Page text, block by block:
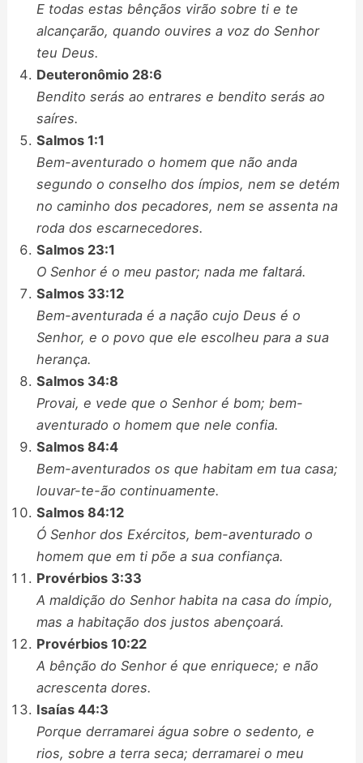
E todas estas bênçãos virão sobre ti e te
alcançarão, quando ouvires a voz do Senhor
teu Deus.
Deuteronômio 28:6
Bendito serás ao entrares e bendito serás ao
saíres.
Salmos 1:1
Bem-aventurado o homem que não anda
segundo o conselho dos ímpios, nem se detém
no caminho dos pecadores, nem se assenta na
roda dos escarnecedores.
Salmos 23:1
O Senhor é o meu pastor; nada me faltará.
Salmos 33:12
Bem-aventurada é a nação cujo Deus é o
Senhor, e o povo que ele escolheu para a sua
herança.
Salmos 34:8
Provai, e vede que o Senhor é bom; bem-
aventurado o homem que nele confia.
Salmos 84:4
Bem-aventurados os que habitam em tua casa;
louvar-te-ão continuamente.
Salmos 84:12
Ó Senhor dos Exércitos, bem-aventurado o
homem que em ti põe a sua confiança.
Provérbios 3:33
A maldição do Senhor habita na casa do ímpio,
mas a habitação dos justos abençoará.
Provérbios 10:22
A bênção do Senhor é que enriquece; e não
acrescenta dores.
Isaías 44:3
Porque derramarei água sobre o sedento, e
rios, sobre a terra seca; derramarei o meu